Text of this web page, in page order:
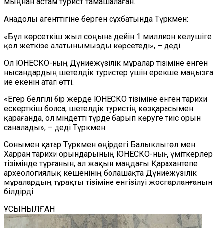
Анадолы агенттігіне берген сұхбатында Түркмен:
«Бұл көрсеткіш жыл соңына дейін 1 миллион келушіге
қол жеткізе алатынымызды көрсетеді», – деді.
Ол ЮНЕСКО-ның Дүниежүзілік мұралар тізіміне енген
нысандардың шетелдік туристер үшін ерекше маңызға
ие екенін атап өтті.
«Егер белгілі бір жерде ЮНЕСКО тізіміне енген тарихи
ескерткіш болса, шетелдік туристің көзқарасымен
қарағанда, ол міндетті түрде барып көруге тиіс орын
саналады», – деді Түркмен.
Сонымен қатар Түркмен өңірдегі Балыклыгөл мен
Харран тарихи орындарының ЮНЕСКО-ның үміткерлер
тізімінде тұрғанын, ал жақын маңдағы Қарахантепе
археологиялық кешенінің болашақта Дүниежүзілік
мұралардың тұрақты тізіміне енгізілуі жоспарланғанын
білдірді.
ҰСЫНЫЛҒАН